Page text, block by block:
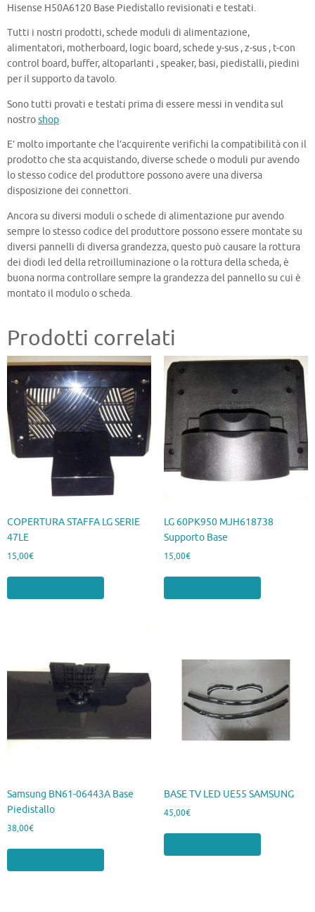
Hisense H50A6120 Base Piedistallo revisionati e testati.
Tutti i nostri prodotti, schede moduli di alimentazione,
alimentatori, motherboard, logic board, schede y-sus , z-sus , t-con
control board, buffer, altoparlanti , speaker, basi, piedistalli, piedini
per il supporto da tavolo.
Sono tutti provati e testati prima di essere messi in vendita sul
nostroshop
E’ molto importante che l’acquirente verifichi la compatibilità con il
prodotto che sta acquistando, diverse schede o moduli pur avendo
lo stesso codice del produttore possono avere una diversa
disposizione dei connettori.
Ancora su diversi moduli o schede di alimentazione pur avendo
sempre lo stesso codice del produttore possono essere montate su
diversi pannelli di diversa grandezza, questo può causare la rottura
dei diodi led della retroilluminazione o la rottura della scheda, è
buona norma controllare sempre la grandezza del pannello su cui è
montato il modulo o scheda.
Prodotti correlati
COPERTURA STAFFA LG SERIE
47LE
15,00€
LG 60PK950 MJH618738
Supporto Base
15,00€
Samsung BN61-06443A Base
Piedistallo
38,00€
BASE TV LED UE55 SAMSUNG
45,00€